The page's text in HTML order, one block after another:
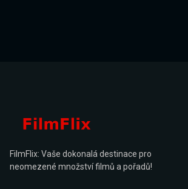
FilmFlix: Vaše dokonalá destinace pro
neomezené množství filmů a pořadů!